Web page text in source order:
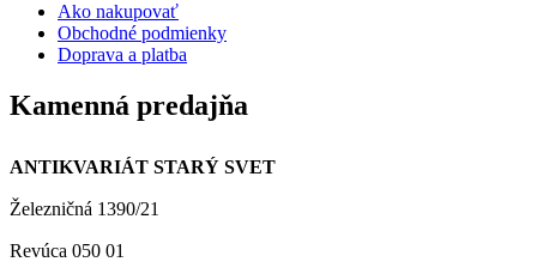
Ako nakupovať
Obchodné podmienky
Doprava a platba
Kamenná predajňa
ANTIKVARIÁT STARÝ SVET
Železničná 1390/21
Revúca 050 01